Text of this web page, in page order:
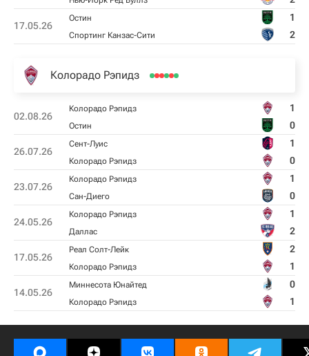
17.05.26
Остин 1
Спортинг Канзас-Сити 2
Колорадо Рэпидз
02.08.26
Колорадо Рэпидз 1
Остин 0
26.07.26
Сент-Луис 1
Колорадо Рэпидз 0
23.07.26
Колорадо Рэпидз 1
Сан-Диего 0
24.05.26
Колорадо Рэпидз 1
Даллас 2
17.05.26
Реал Солт-Лейк 2
Колорадо Рэпидз 1
14.05.26
Миннесота Юнайтед 0
Колорадо Рэпидз 1